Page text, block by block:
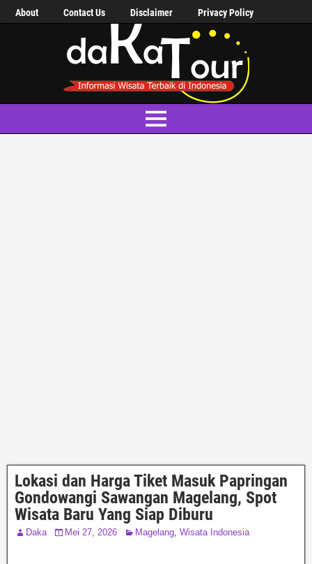
About Contact Us Disclaimer Privacy Policy
Lokasi dan Harga Tiket Masuk Papringan
Gondowangi Sawangan Magelang, Spot
Wisata Baru Yang Siap Diburu
Daka Mei 27, 2026 Magelang, Wisata Indonesia